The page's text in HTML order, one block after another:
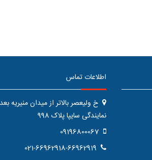
اطلاعات تماس
خ ولیعصر بالاتر از میدان منیریه
نمایندگی سایپا پلاک 998